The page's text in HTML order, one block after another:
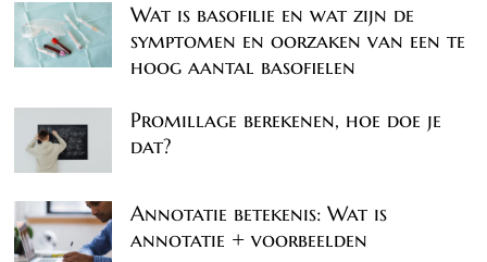
Wat is basofilie en wat zijn de
symptomen en oorzaken van een te
hoog aantal basofielen
Promillage berekenen, hoe doe je
dat?
Annotatie betekenis: Wat is
annotatie + voorbeelden